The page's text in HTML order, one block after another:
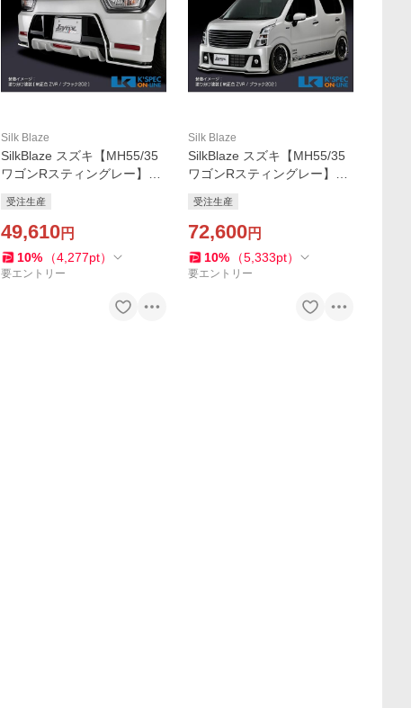
Silk Blaze
SilkBlaze スズキ【MH55/35
ワゴンRスティングレー】Ly
【未塗装】/バックフォグあ
り_[LYNX-MH55-RSF]
受注生産
49,610円
10% （4,277pt）
要エントリー
Silk Blaze
SilkBlaze スズキ【MH55/35
ワゴンRスティングレー】Ly
【未塗装】/バックフォグな
し_[LYNX-MH55-2P]
受注生産
72,600円
10% （5,333pt）
要エントリー